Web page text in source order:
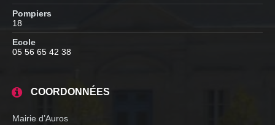
Pompiers
18
Ecole
05 56 65 42 38
COORDONNÉES
Mairie d’Auros